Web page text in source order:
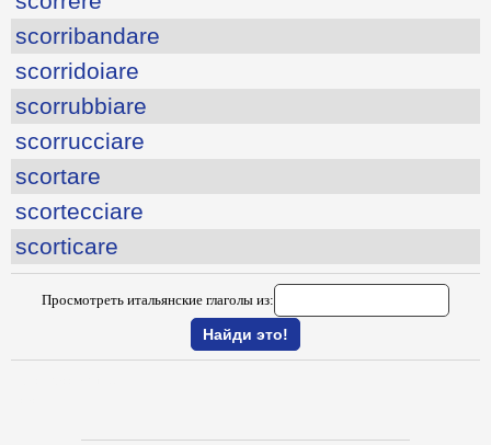
scorribandare
scorridoiare
scorrubbiare
scorrucciare
scortare
scortecciare
scorticare
Просмотреть итальянские глаголы из: